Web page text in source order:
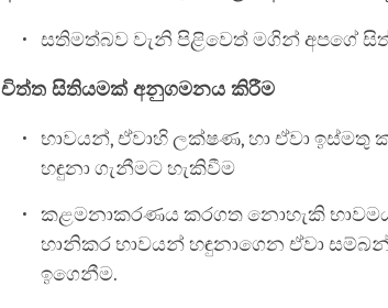
සතිමත්බව වැනි පිළිවෙත් මගින් අපගේ
චිත්ත සිතියමක් අනුගමනය කිරීම
භාවයන්, ඒවාහි ලක්ෂණ, හා ඒවා ඉස්මතු
හඳුනා ගැනීමට හැකිවීම
කළමනාකරණය කරගත නොහැකි
හානිකර භාවයන් හඳුනාගෙන ඒවා
ඉගෙනීම.